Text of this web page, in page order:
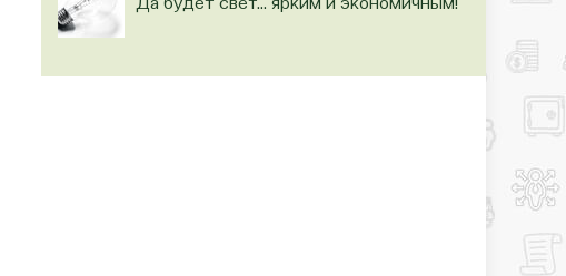
Да будет свет… ярким и экономичным!